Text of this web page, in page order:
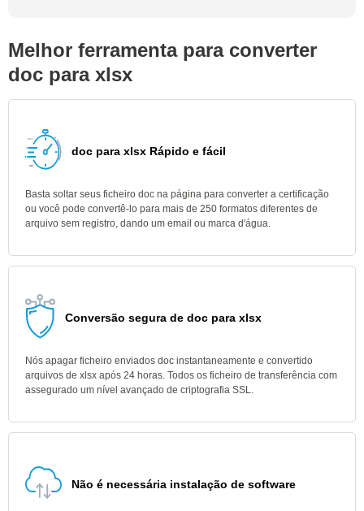
Melhor ferramenta para converter
doc para xlsx
doc para xlsx Rápido e fácil
Basta soltar seus ficheiro doc na página para converter a certificação
ou você pode convertê-lo para mais de 250 formatos diferentes de
arquivo sem registro, dando um email ou marca d'água.
Conversão segura de doc para xlsx
Nós apagar ficheiro enviados doc instantaneamente e convertido
arquivos de xlsx após 24 horas. Todos os ficheiro de transferência com
assegurado um nível avançado de criptografia SSL.
Não é necessária instalação de software